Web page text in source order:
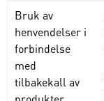
Bruk av
henvendelser i
forbindelse
med
tilbakekall av